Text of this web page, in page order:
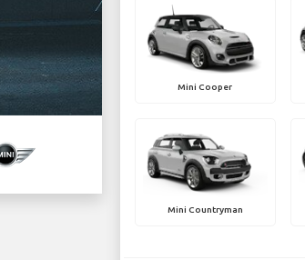
Mini Cooper
Mini Countryman